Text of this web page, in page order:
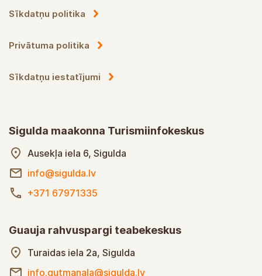
Sīkdatņu politika
Privātuma politika
Sīkdatņu iestatījumi
Sigulda maakonna Turismiinfokeskus
Ausekļa iela 6, Sigulda
info@sigulda.lv
+371 67971335
Guauja rahvuspargi teabekeskus
Turaidas iela 2a, Sigulda
info.gutmanala@sigulda.lv